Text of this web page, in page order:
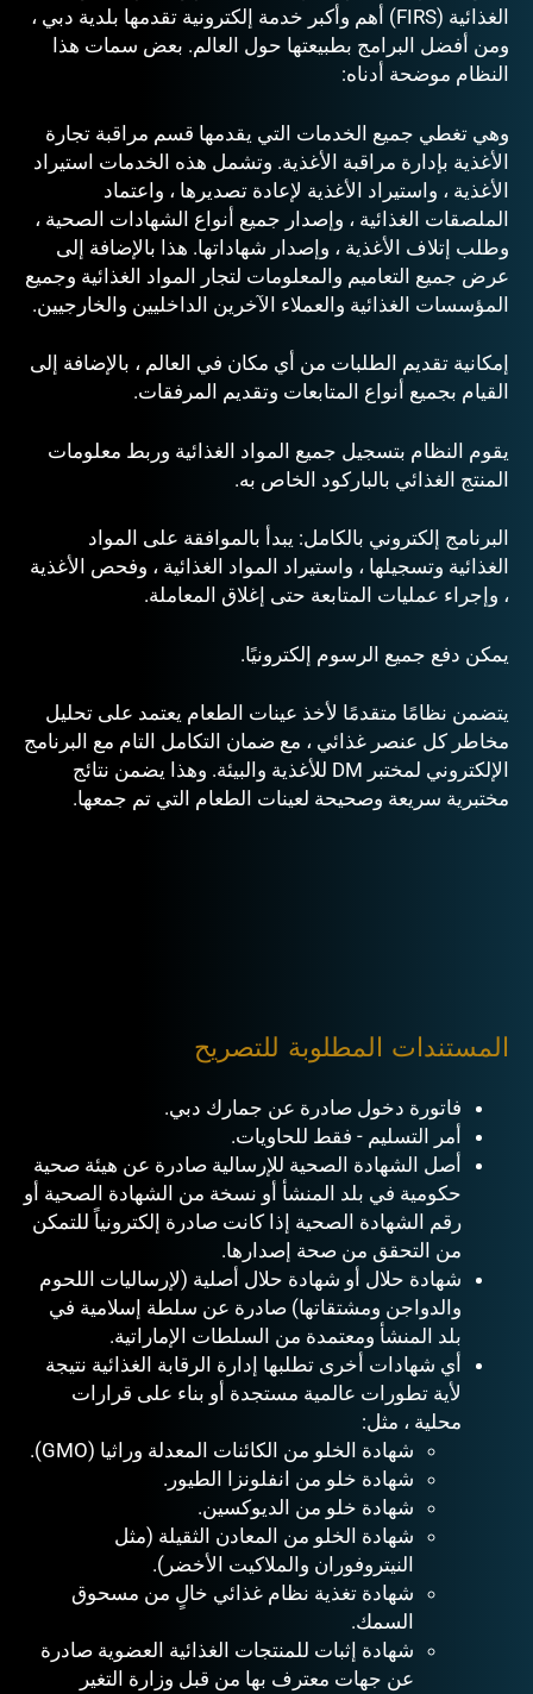
الغذائية (FIRS) أهم وأكبر خدمة إلكترونية تقدمها بلدية دبي ،
ومن أفضل البرامج بطبيعتها حول العالم. بعض سمات هذا
النظام موضحة أدناه:
وهي تغطي جميع الخدمات التي يقدمها قسم مراقبة تجارة
الأغذية بإدارة مراقبة الأغذية. وتشمل هذه الخدمات استيراد
الأغذية ، واستيراد الأغذية لإعادة تصديرها ، واعتماد
الملصقات الغذائية ، وإصدار جميع أنواع الشهادات الصحية ،
وطلب إتلاف الأغذية ، وإصدار شهاداتها. هذا بالإضافة إلى
عرض جميع التعاميم والمعلومات لتجار المواد الغذائية وجميع
المؤسسات الغذائية والعملاء الآخرين الداخليين والخارجيين.
إمكانية تقديم الطلبات من أي مكان في العالم ، بالإضافة إلى
القيام بجميع أنواع المتابعات وتقديم المرفقات.
يقوم النظام بتسجيل جميع المواد الغذائية وربط معلومات
المنتج الغذائي بالباركود الخاص به.
البرنامج إلكتروني بالكامل: يبدأ بالموافقة على المواد
الغذائية وتسجيلها ، واستيراد المواد الغذائية ، وفحص الأغذية
، وإجراء عمليات المتابعة حتى إغلاق المعاملة.
يمكن دفع جميع الرسوم إلكترونيًا.
يتضمن نظامًا متقدمًا لأخذ عينات الطعام يعتمد على تحليل
مخاطر كل عنصر غذائي ، مع ضمان التكامل التام مع البرنامج
الإلكتروني لمختبر DM للأغذية والبيئة. وهذا يضمن نتائج
مختبرية سريعة وصحيحة لعينات الطعام التي تم جمعها.
المستندات المطلوبة للتصريح
فاتورة دخول صادرة عن جمارك دبي.
أمر التسليم - فقط للحاويات.
أصل الشهادة الصحية للإرسالية صادرة عن هيئة صحية
حكومية في بلد المنشأ أو نسخة من الشهادة الصحية أو
رقم الشهادة الصحية إذا كانت صادرة إلكترونياً للتمكن
من التحقق من صحة إصدارها.
شهادة حلال أو شهادة حلال أصلية (لإرساليات اللحوم
والدواجن ومشتقاتها) صادرة عن سلطة إسلامية في
بلد المنشأ ومعتمدة من السلطات الإماراتية.
أي شهادات أخرى تطلبها إدارة الرقابة الغذائية نتيجة
لأية تطورات عالمية مستجدة أو بناء على قرارات
محلية ، مثل:
شهادة الخلو من الكائنات المعدلة وراثيا (GMO).
شهادة خلو من انفلونزا الطيور.
شهادة خلو من الديوكسين.
شهادة الخلو من المعادن الثقيلة (مثل
النيتروفوران والملاكيت الأخضر).
شهادة تغذية نظام غذائي خالٍ من مسحوق
السمك.
شهادة إثبات للمنتجات الغذائية العضوية صادرة
عن جهات معترف بها من قبل وزارة التغير